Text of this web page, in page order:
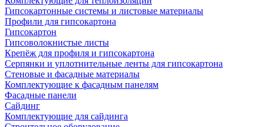
Гипсокартонные системы и листовые материалы
Профили для гипсокартона
Гипсокартон
Гипсоволокнистые листы
Крепёж для профиля и гипсокартона
Серпянки и уплотнительные ленты для гипсокартона
Стеновые и фасадные материалы
Комплектующие к фасадным панелям
Фасадные панели
Сайдинг
Комплектующие для сайдинга